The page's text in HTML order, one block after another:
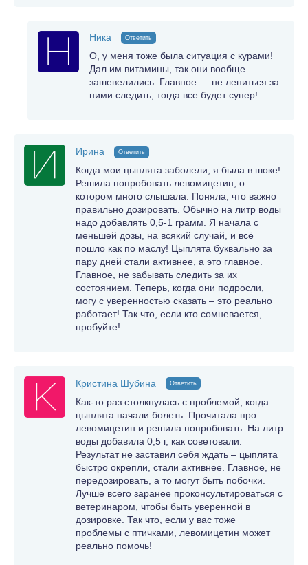
Ника Ответить
О, у меня тоже была ситуация с курами!
Дал им витамины, так они вообще
зашевелились. Главное — не лениться за
ними следить, тогда все будет супер!
Ирина Ответить
Когда мои цыплята заболели, я была в шоке!
Решила попробовать левомицетин, о
котором много слышала. Поняла, что важно
правильно дозировать. Обычно на литр воды
надо добавлять 0,5-1 грамм. Я начала с
меньшей дозы, на всякий случай, и всё
пошло как по маслу! Цыплята буквально за
пару дней стали активнее, а это главное.
Главное, не забывать следить за их
состоянием. Теперь, когда они подросли,
могу с уверенностью сказать – это реально
работает! Так что, если кто сомневается,
пробуйте!
Кристина Шубина Ответить
Как-то раз столкнулась с проблемой, когда
цыплята начали болеть. Прочитала про
левомицетин и решила попробовать. На литр
воды добавила 0,5 г, как советовали.
Результат не заставил себя ждать – цыплята
быстро окрепли, стали активнее. Главное, не
передозировать, а то могут быть побочки.
Лучше всего заранее проконсультироваться с
ветеринаром, чтобы быть уверенной в
дозировке. Так что, если у вас тоже
проблемы с птичками, левомицетин может
реально помочь!